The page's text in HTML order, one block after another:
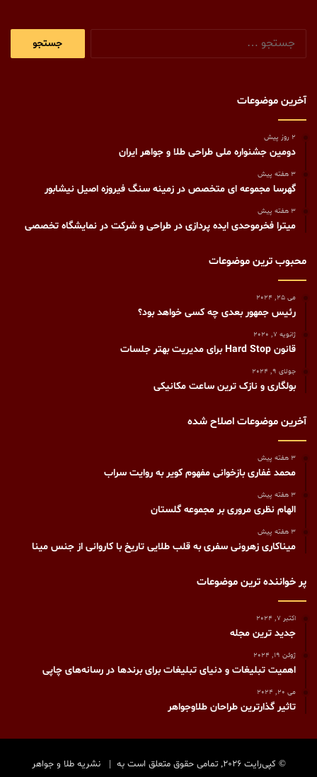
آخرین موضوعات
2 روز پیش
دومین جشنواره ملی طراحی طلا و جواهر ایران
3 هفته پیش
گهرسا مجموعه ای متخصص در زمینه سنگ فیروزه اصیل نیشابور
3 هفته پیش
میترا فخرموحدی ایده پردازی در طراحی و شرکت در نمایشگاه تخصصی
محبوب ترین موضوعات
می 25, 2024
رئیس جمهور بعدی چه کسی خواهد بود؟
ژانویه 7, 2020
قانون Hard Stop برای مدیریت بهتر جلسات
جولای 9, 2024
بولگاری و نازک ترین ساعت مکانیکی
آخرین موضوعات اصلاح شده
3 هفته پیش
محمد غفاری بازخوانی مفهوم کویر به روایت سراب
3 هفته پیش
الهام نظری مروری بر مجموعه گلستان
3 هفته پیش
میناکاری زهرونی سفری به قلب طلایی تاریخ با کاروانی از جنس مینا
پر خواننده ترین موضوعات
اکتبر 7, 2024
جدید ترین مجله
ژوئن 19, 2024
اهمیت تبلیغات و دنیای تبلیغات برای برندها در رسانه‌های چاپی
می 20, 2024
تاثیر گذارترین طراحان طلاوجواهر
© کپی‌رایت 2026, تمامی حقوق متعلق است به | نشریه طلا و جواهر